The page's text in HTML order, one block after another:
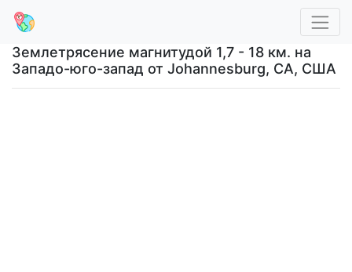
Землетрясение магнитудой 1,7 - 18 км. на
Западо-юго-запад от Johannesburg, CA, США